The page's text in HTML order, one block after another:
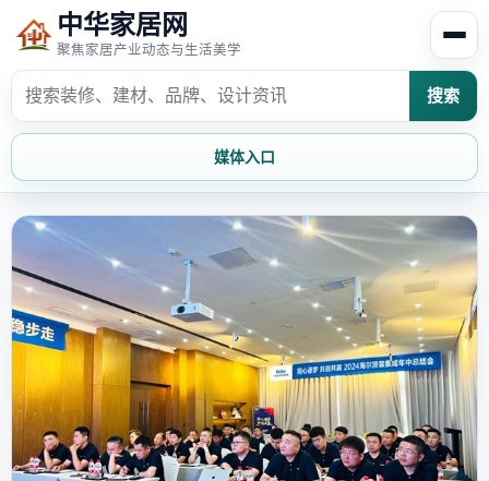
中华家居网
聚焦家居产业动态与生活美学
搜索
媒体入口
首页 家居资讯
家居风水 家居欣赏
时尚饰家 装修设计
家具知识 家居文化
家装攻略 创意家居